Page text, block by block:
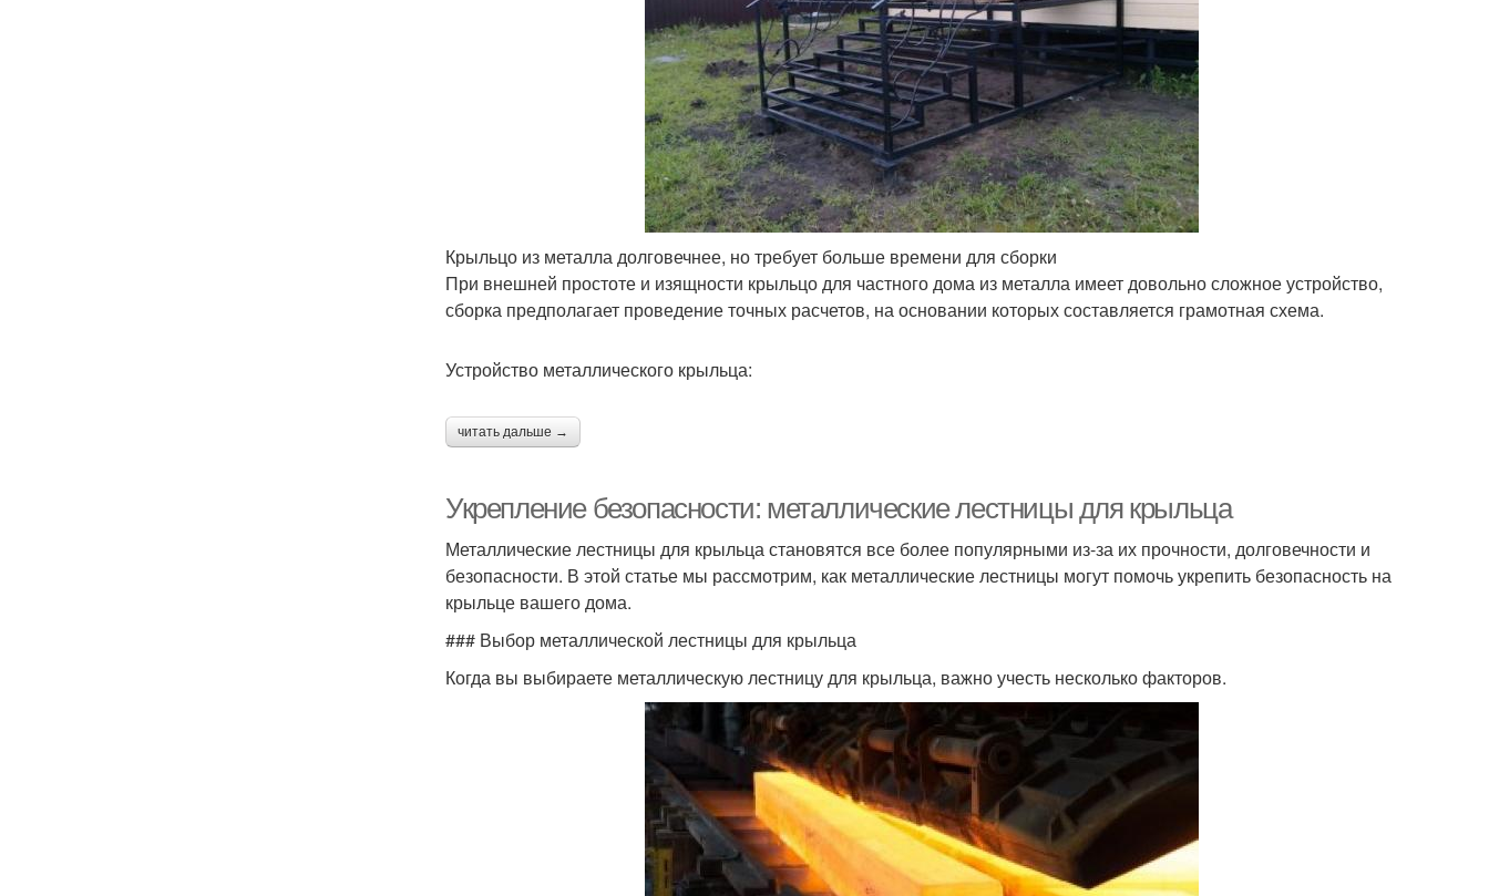
Крыльцо из металла долговечнее, но требует больше времени для сборки
При внешней простоте и изящности крыльцо для частного дома из металла имеет довольно сложное устройство,
сборка предполагает проведение точных расчетов, на основании которых составляется грамотная схема.
Устройство металлического крыльца:
читать дальше →
Укрепление безопасности: металлические лестницы для крыльца
Металлические лестницы для крыльца становятся все более популярными из-за их прочности, долговечности и
безопасности. В этой статье мы рассмотрим, как металлические лестницы могут помочь укрепить безопасность на
крыльце вашего дома.
### Выбор металлической лестницы для крыльца
Когда вы выбираете металлическую лестницу для крыльца, важно учесть несколько факторов.